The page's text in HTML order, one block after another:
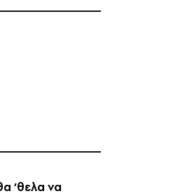
’θελα να